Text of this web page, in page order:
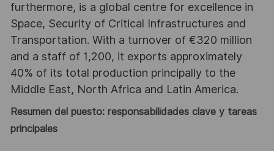
furthermore, is a global centre for excellence in
Space, Security of Critical Infrastructures and
Transportation. With a turnover of €320 million
and a staff of 1,200, it exports approximately
40% of its total production principally to the
Middle East, North Africa and Latin America.
Resumen del puesto: responsabilidades clave y tareas
principales